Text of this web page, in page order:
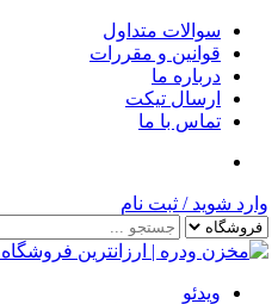
سوالات متداول
قوانین و مقررات
درباره ما
ارسال تیکت
تماس با ما
وارد شوید / ثبت نام
ویدئو